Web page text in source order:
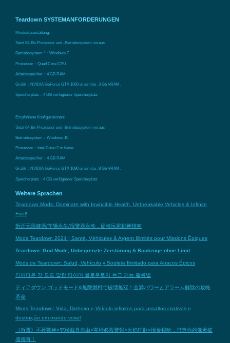
Teardown SYSTEMANFORDERUNGEN
Mindestausstattung:
Setzt 64-Bit-Prozessor und -Betriebssystem voraus
Betriebssystem *：Windows 7
Prozessor：Quad Core CPU
Arbeitsspeicher：4 GB RAM
Grafik：NVIDIA GeForce GTX 1060 or similar. 3 Gb VRAM.
Speicherplatz：4 GB verfügbarer Speicherplatz
Empfohlene Konfigurationen:
Setzt 64-Bit-Prozessor und -Betriebssystem voraus
Betriebssystem：Windows 10
Prozessor：Intel Core i7 or better
Arbeitsspeicher：4 GB RAM
Grafik：NVIDIA GeForce GTX 1080 or similar. 8 Gb VRAM.
Speicherplatz：4 GB verfügbarer Speicherplatz
Weitere Sprachen
Teardown Mods: Dominate with Invincible Health, Unbreakable Vehicles & Infinite
Fuel!
拆迁无限健康/车辆永生/报警器永动，硬核玩家封神指南
Mods Teardown 2024 | Santé, Véhicules & Argent Illimités pour Missions Épiques
Teardown: God Mode, Unbegrenzte Zerstörung & Raubzüge ohne Limit
Mods de Teardown: Salud, Vehículo y Soplete Ilimitado para Atracos Épicos
티어다운 갓 모드·알람 타이머·블로우토치·현금 기능 활용법
ティアダウン ゴッドモード&無限燃料で破壊無双！金満パワーとアラーム解除の攻略
革命
Mods Teardown: Vida, Dinheiro e Veículo infinitos para assaltos criativos e
destruição em mundo voxel
《拆遷》不死戰神×究極載具自由×零秒必殺警報×火焰狂歡×現金梭哈，打造你的像素破
壞傳奇！